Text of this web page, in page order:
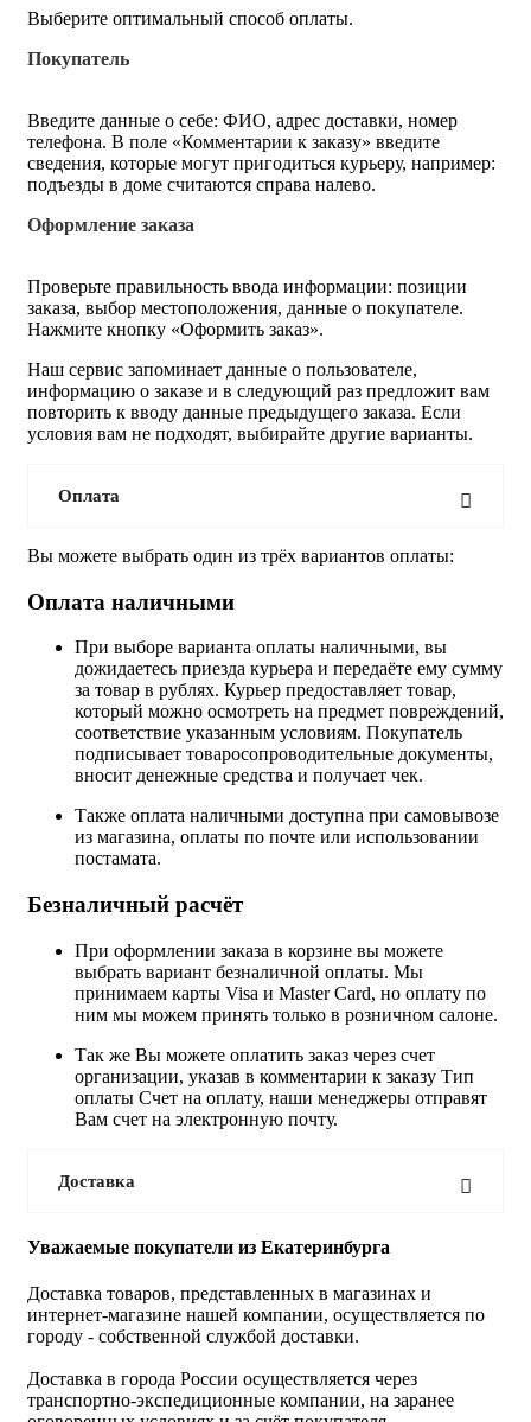
Выберите оптимальный способ оплаты.
Покупатель
Введите данные о себе: ФИО, адрес доставки, номер
телефона. В поле «Комментарии к заказу» введите
сведения, которые могут пригодиться курьеру, например:
подъезды в доме считаются справа налево.
Оформление заказа
Проверьте правильность ввода информации: позиции
заказа, выбор местоположения, данные о покупателе.
Нажмите кнопку «Оформить заказ».
Наш сервис запоминает данные о пользователе,
информацию о заказе и в следующий раз предложит вам
повторить к вводу данные предыдущего заказа. Если
условия вам не подходят, выбирайте другие варианты.
Оплата
Вы можете выбрать один из трёх вариантов оплаты:
Оплата наличными
При выборе варианта оплаты наличными, вы
дожидаетесь приезда курьера и передаёте ему сумму
за товар в рублях. Курьер предоставляет товар,
который можно осмотреть на предмет повреждений,
соответствие указанным условиям. Покупатель
подписывает товаросопроводительные документы,
вносит денежные средства и получает чек.
Также оплата наличными доступна при самовывозе
из магазина, оплаты по почте или использовании
постамата.
Безналичный расчёт
При оформлении заказа в корзине вы можете
выбрать вариант безналичной оплаты. Мы
принимаем карты Visa и Master Card, но оплату по
ним мы можем принять только в розничном салоне.
Так же Вы можете оплатить заказ через счет
организации, указав в комментарии к заказу Тип
оплаты Счет на оплату, наши менеджеры отправят
Вам счет на электронную почту.
Доставка
Уважаемые покупатели из Екатеринбурга
Доставка товаров, представленных в магазинах и
интернет-магазине нашей компании, осуществляется по
городу - собственной службой доставки.
Доставка в города России осуществляется через
транспортно-экспедиционные компании, на заранее